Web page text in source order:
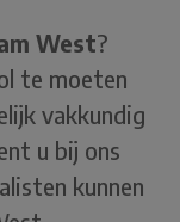
West?
te moeten
vakkundig
u bij ons
kunnen